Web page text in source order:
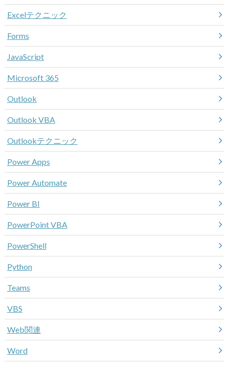
Excelテクニック
Forms
JavaScript
Microsoft 365
Outlook
Outlook VBA
Outlookテクニック
Power Apps
Power Automate
Power BI
PowerPoint VBA
PowerShell
Python
Teams
VBS
Web関連
Word